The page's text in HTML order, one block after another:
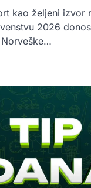
kao željeni izvor
2026